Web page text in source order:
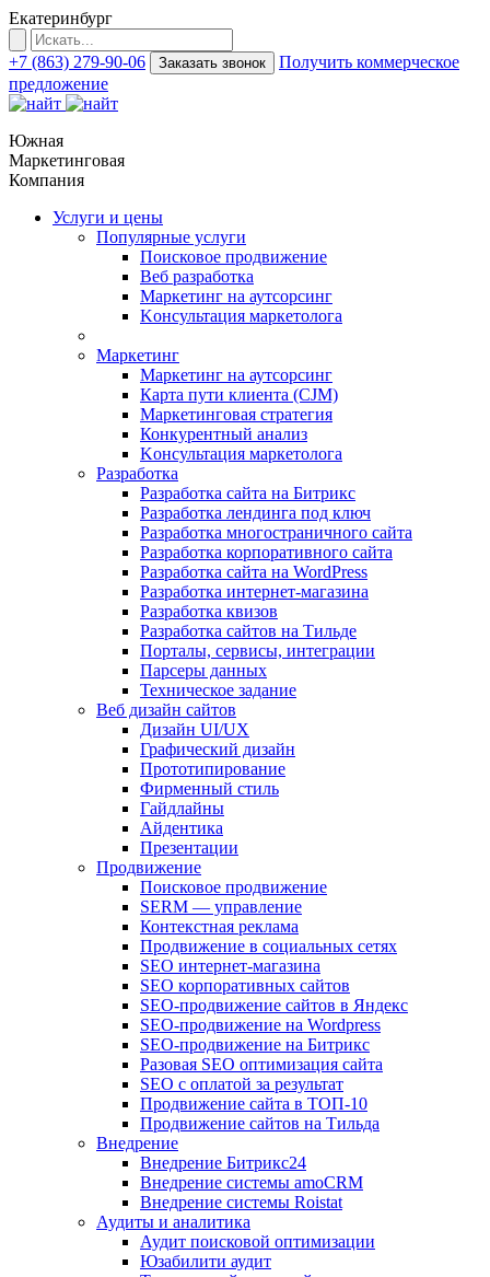
Екатеринбург
+7 (863) 279-90-06 Заказать звонок
Получить коммерческое
предложение
Южная
Маркетинговая
Компания
Услуги и цены
Популярные услуги
Поисковое продвижение
Веб разработка
Маркетинг на аутсорсинг
Kонсультация маркетолога
Маркетинг
Маркетинг на аутсорсинг
Карта пути клиента (CJM)
Маркетинговая стратегия
Конкурентный анализ
Kонсультация маркетолога
Разработка
Разработка сайта на Битрикс
Разработка лендинга под ключ
Разработка многостраничного сайта
Разработка корпоративного сайта
Разработка сайта на WordPress
Разработка интернет-магазина
Разработка квизов
Разработка сайтов на Тильде
Порталы, сервисы, интеграции
Парсеры данных
Техническое задание
Веб дизайн сайтов
Дизайн UI/UX
Графический дизайн
Прототипирование
Фирменный стиль
Гайдлайны
Айдентика
Презентации
Продвижение
Поисковое продвижение
SERM — управление
Контекстная реклама
Продвижение в социальных сетях
SEO интернет-магазина
SEO корпоративных сайтов
SEO-продвижение сайтов в Яндекс
SEO-продвижение на Wordpress
SEO-продвижение на Битрикс
Разовая SEO оптимизация сайта
SEO с оплатой за результат
Продвижение сайта в ТОП-10
Продвижение сайтов на Тильда
Внедрение
Внедрение Битрикс24
Внедрение системы amoCRM
Внедрение системы Roistat
Аудиты и аналитика
Аудит поисковой оптимизации
Юзабилити аудит